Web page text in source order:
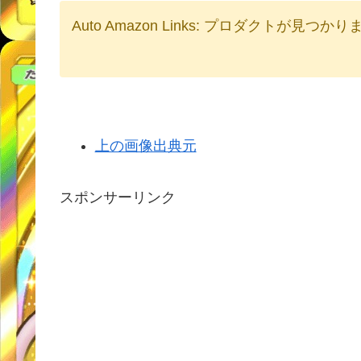
Auto Amazon Links: プロダクトが見つかりま
上の画像出典元
スポンサーリンク